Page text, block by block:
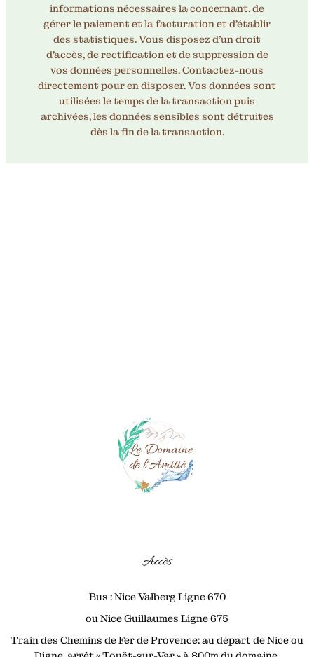
informations nécessaires la concernant, de
gérer le paiement et la facturation et d’établir
des statistiques. Vous disposez d’un droit
d’accès, de rectification et de suppression de
vos données personnelles. Contactez-nous
directement pour en disposer. Vos données sont
utilisées le temps de la transaction puis
archivées, les données sensibles sont détruites
dès la fin de la transaction.
Accès
Bus : Nice Valberg Ligne 670
ou Nice Guillaumes Ligne 675
Train des Chemins de Fer de Provence: au départ de Nice ou